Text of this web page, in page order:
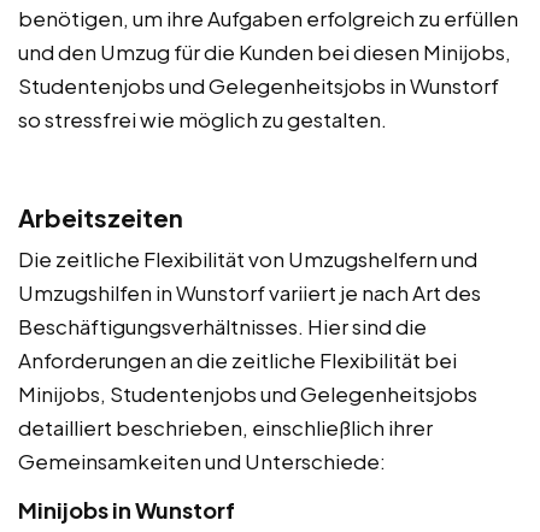
benötigen, um ihre Aufgaben erfolgreich zu erfüllen
und den Umzug für die Kunden bei diesen Minijobs,
Studentenjobs und Gelegenheitsjobs in Wunstorf
so stressfrei wie möglich zu gestalten.
Arbeitszeiten
Die zeitliche Flexibilität von Umzugshelfern und
Umzugshilfen in Wunstorf variiert je nach Art des
Beschäftigungsverhältnisses. Hier sind die
Anforderungen an die zeitliche Flexibilität bei
Minijobs, Studentenjobs und Gelegenheitsjobs
detailliert beschrieben, einschließlich ihrer
Gemeinsamkeiten und Unterschiede:
Minijobs in Wunstorf